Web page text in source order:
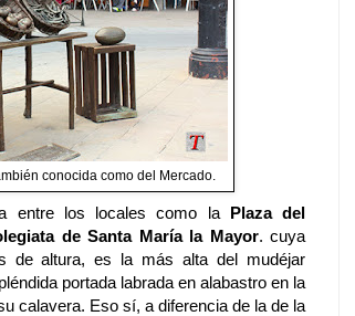
conocida como del Mercado.
entre los locales como la Plaza del
de Santa María la Mayor. cuya
de altura, es la más alta del mudéjar
portada labrada en alabastro en la
calavera. Eso sí, a diferencia de la de la